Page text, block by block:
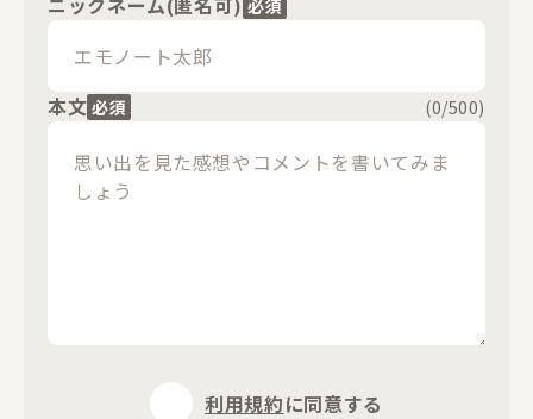
必須
本文 必須 (0/500)
利用規約に同意する